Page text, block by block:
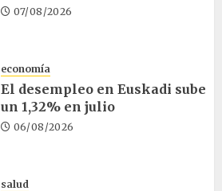
07/08/2026
economía
El desempleo en Euskadi sube
un 1,32% en julio
06/08/2026
salud